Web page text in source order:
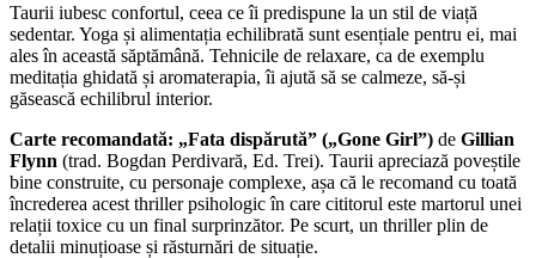
Taurii iubesc confortul, ceea ce îi predispune la un stil de viață
sedentar. Yoga și alimentația echilibrată sunt esențiale pentru ei, mai
ales în această săptămână. Tehnicile de relaxare, ca de exemplu
meditația ghidată și aromaterapia, îi ajută să se calmeze, să-și
găsească echilibrul interior.
Carte recomandată: „Fata dispărută” („Gone Girl”) de Gillian
Flynn (trad. Bogdan Perdivară, Ed. Trei). Taurii apreciază poveștile
bine construite, cu personaje complexe, așa că le recomand cu toată
încrederea acest thriller psihologic în care cititorul este martorul unei
relații toxice cu un final surprinzător. Pe scurt, un thriller plin de
detalii minuțioase și răsturnări de situație.